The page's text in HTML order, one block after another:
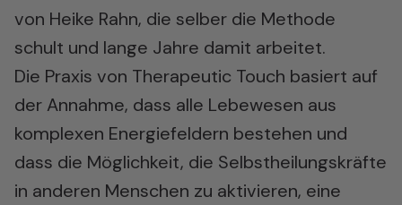
von Heike Rahn, die selber die Methode
schult und lange Jahre damit arbeitet.
Die Praxis von Therapeutic Touch basiert auf
der Annahme, dass alle Lebewesen aus
komplexen Energiefeldern bestehen und
dass die Möglichkeit, die Selbstheilungskräfte
in anderen Menschen zu aktivieren, eine